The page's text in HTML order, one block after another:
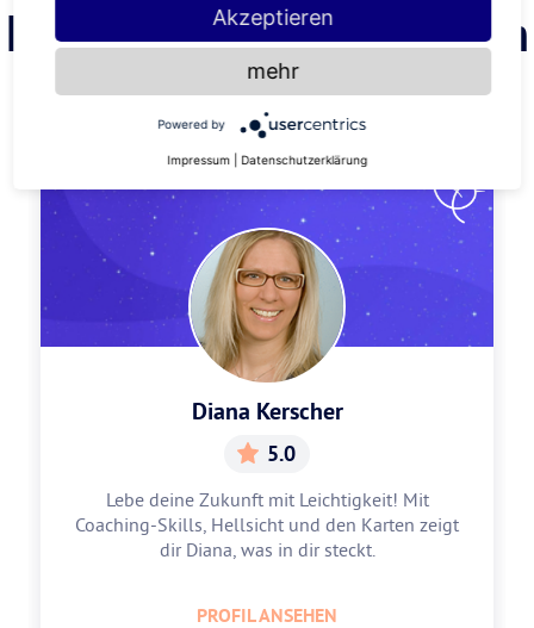
Finde deinen Astrologen
Diana Kerscher
5.0
Lebe deine Zukunft mit Leichtigkeit! Mit
Coaching-Skills, Hellsicht und den Karten zeigt
dir Diana, was in dir steckt.
PROFIL ANSEHEN
Akzeptieren
mehr
Powered by
Impressum Datenschutzerklärung